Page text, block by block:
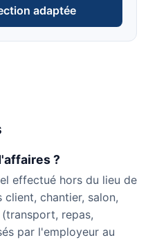
adaptée
?
effectué hors du lieu de
chantier, salon,
repas,
par l'employeur au